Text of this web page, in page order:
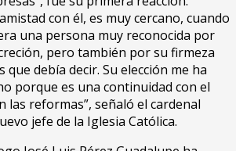
con él, es muy cercano, cuando
una persona muy reconocida por
pero también por su firmeza
que debía decir. Su elección me ha
porque es una continuidad con el
las reformas”, señaló el cardenal
jefe de la Iglesia Católica.